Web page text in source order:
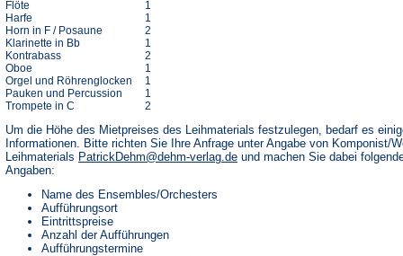
Flöte
Harfe
Horn in F / Posaune
Klarinette in Bb
Kontrabass
Oboe
Orgel und Röhrenglocken
Pauken und Percussion
Trompete in C
1
1
2
1
2
1
1
1
2
Um die Höhe des Mietpreises des Leihmaterials festzulegen, bedarf es
Informationen. Bitte richten Sie Ihre Anfrage unter Angabe von Komponist/
Leihmaterials PatrickDehm@dehm-verlag.de und machen Sie dabei
Angaben:
Name des Ensembles/Orchesters
Aufführungsort
Eintrittspreise
Anzahl der Aufführungen
Aufführungstermine